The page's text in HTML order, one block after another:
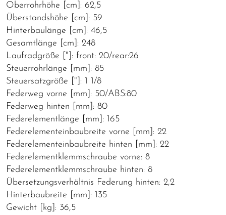
Oberrohrhöhe [cm]: 62,5
Überstandshöhe [cm]: 59
Hinterbaulänge [cm]: 46,5
Gesamtlänge [cm]: 248
Laufradgröße ["]: front: 20/rear:26
Steuerrohrlänge [mm]: 85
Steuersatzgröße ["]: 1 1/8
Federweg vorne [mm]: 50/ABS:80
Federweg hinten [mm]: 80
Federelementlänge [mm]: 165
Federelementeinbaubreite vorne [mm]: 22
Federelementeinbaubreite hinten [mm]: 22
Federelementklemmschraube vorne: 8
Federelementklemmschraube hinten: 8
Übersetzungsverhältnis Federung hinten: 2,2
Hinterbaubreite [mm]: 135
Gewicht [kg]: 36,5